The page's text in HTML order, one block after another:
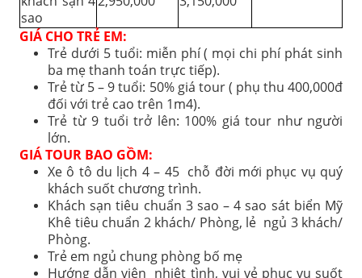
sao
GIÁ CHO TRẺ EM:
Trẻ dưới 5 tuổi: miễn phí ( mọi chi phí phát sinh
ba mẹ thanh toán trực tiếp).
Trẻ từ 5 – 9 tuổi: 50% giá tour ( phụ thu 400,000đ
đối với trẻ cao trên 1m4).
Trẻ từ 9 tuổi trở lên: 100% giá tour như người
lớn.
GIÁ TOUR BAO GỒM:
Xe ô tô du lịch 4 – 45 chỗ đời mới phục vụ quý
khách suốt chương trình.
Khách sạn tiêu chuẩn 3 sao – 4 sao sát biển Mỹ
Khê tiêu chuẩn 2 khách/ Phòng, lẻ ngủ 3 khách/
Phòng.
Trẻ em ngủ chung phòng bố mẹ
Hướng dẫn viên nhiệt tình, vui vẻ phục vụ suốt